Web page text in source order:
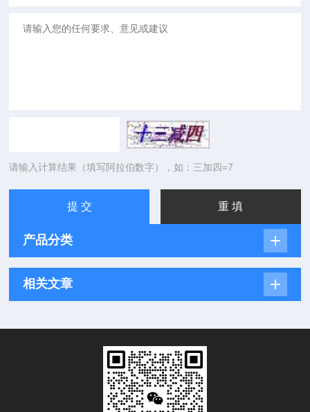
请输入计算结果（填写阿拉伯数字），如：三加四=7
产品分类
相关文章